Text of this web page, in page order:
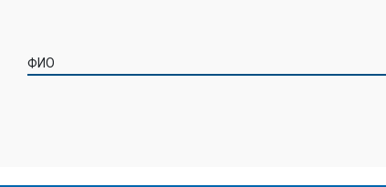
ФИО